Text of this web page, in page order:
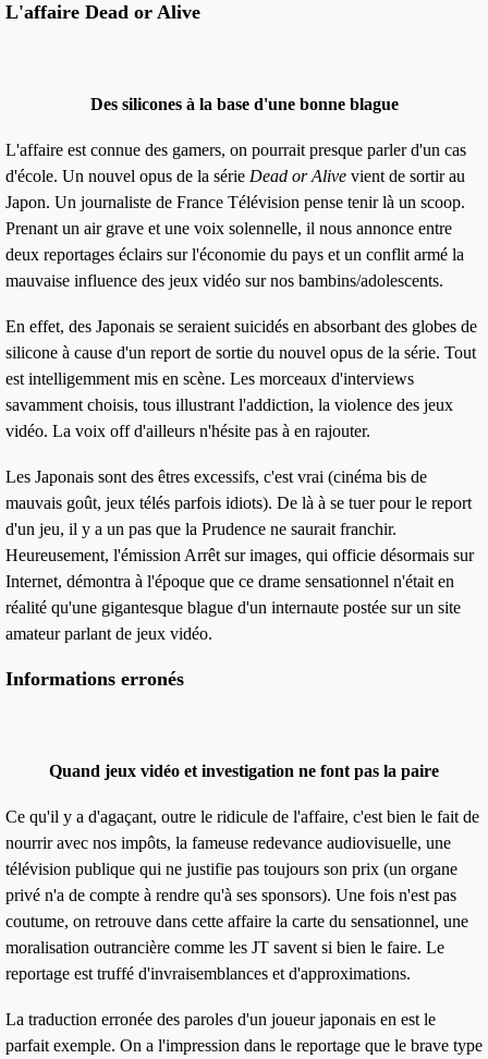
L'affaire Dead or Alive
Des silicones à la base d'une bonne blague
L'affaire est connue des gamers, on pourrait presque parler d'un cas
d'école. Un nouvel opus de la série Dead or Alive vient de sortir au
Japon. Un journaliste de France Télévision pense tenir là un scoop.
Prenant un air grave et une voix solennelle, il nous annonce entre
deux reportages éclairs sur l'économie du pays et un conflit armé la
mauvaise influence des jeux vidéo sur nos bambins/adolescents.
En effet, des Japonais se seraient suicidés en absorbant des globes de
silicone à cause d'un report de sortie du nouvel opus de la série. Tout
est intelligemment mis en scène. Les morceaux d'interviews
savamment choisis, tous illustrant l'addiction, la violence des jeux
vidéo. La voix off d'ailleurs n'hésite pas à en rajouter.
Les Japonais sont des êtres excessifs, c'est vrai (cinéma bis de
mauvais goût, jeux télés parfois idiots). De là à se tuer pour le report
d'un jeu, il y a un pas que la Prudence ne saurait franchir.
Heureusement, l'émission Arrêt sur images, qui officie désormais sur
Internet, démontra à l'époque que ce drame sensationnel n'était en
réalité qu'une gigantesque blague d'un internaute postée sur un site
amateur parlant de jeux vidéo.
Informations erronés
Quand jeux vidéo et investigation ne font pas la paire
Ce qu'il y a d'agaçant, outre le ridicule de l'affaire, c'est bien le fait de
nourrir avec nos impôts, la fameuse redevance audiovisuelle, une
télévision publique qui ne justifie pas toujours son prix (un organe
privé n'a de compte à rendre qu'à ses sponsors). Une fois n'est pas
coutume, on retrouve dans cette affaire la carte du sensationnel, une
moralisation outrancière comme les JT savent si bien le faire. Le
reportage est truffé d'invraisemblances et d'approximations.
La traduction erronée des paroles d'un joueur japonais en est le
parfait exemple. On a l'impression dans le reportage que le brave type